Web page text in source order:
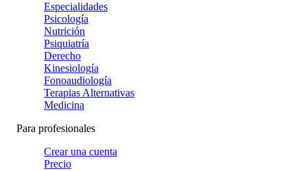
Especialidades
Psicología
Nutrición
Psiquiatría
Derecho
Kinesiología
Fonoaudiología
Terapias Alternativas
Medicina
Para profesionales
Crear una cuenta
Precio